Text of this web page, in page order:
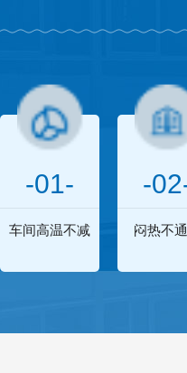
-01-
车间高温不减
-
闷热不